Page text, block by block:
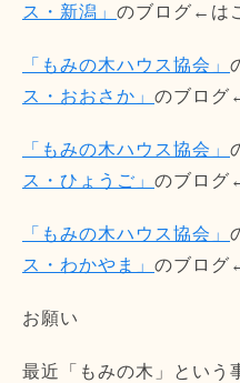
ス・新潟」 のブログ←は
「もみの木ハウス協会」
ス・おおさか」 のブログ
「もみの木ハウス協会」
ス・ひょうご」 のブログ
「もみの木ハウス協会」
ス・わかやま」 のブログ
お願い
最近「もみの木」という